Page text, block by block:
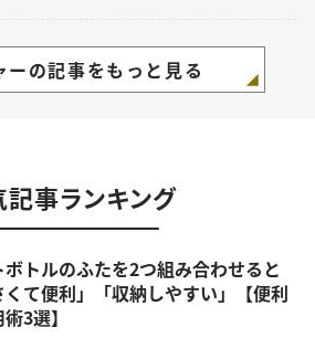
ーの記事をもっと見る
記事ランキング
トルのふたを2つ組み合わせると
くて便利」「収納しやすい」【便利
3選】